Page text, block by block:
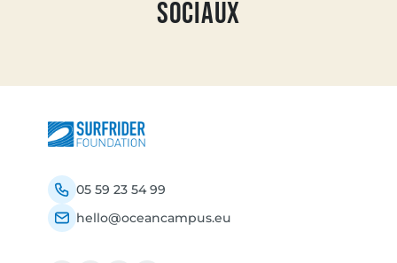
sociaux
05 59 23 54 99
hello@oceancampus.eu